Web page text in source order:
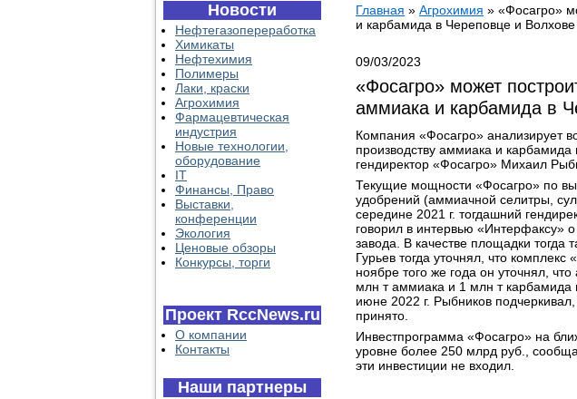
Новости
Нефтегазопереработка
Химикаты
Нефтехимия
Полимеры
Лаки, краски
Агрохимия
Фармацевтическая
индустрия
Новые технологии,
оборудование
IT
Финансы, Право
Выставки,
конференции
Экология
Ценовые обзоры
Конкурсы, торги
Проект RccNews.ru
О компании
Контакты
Наши партнеры
Главная » Агрохимия » «Фосагро»
и карбамида в Череповце и Волхове
09/03/2023
«Фосагро» может
аммиака и карбамида в
Компания «Фосагро» анализирует
производству аммиака и
гендиректор «Фосагро» Михаил
Текущие мощности «Фосагро» по
удобрений (аммиачной селитры,
середине 2021 г. тогдашний
говорил в интервью «Интерфаксу»
завода. В качестве площадки тогда
Гурьев тогда уточнял, что
ноябре того же года он уточнял,
млн т аммиака и 1 млн т карбамида
июне 2022 г. Рыбников
принято.
Инвестпрограмма «Фосагро» на
уровне более 250 млрд руб.,
эти инвестиции не входил.